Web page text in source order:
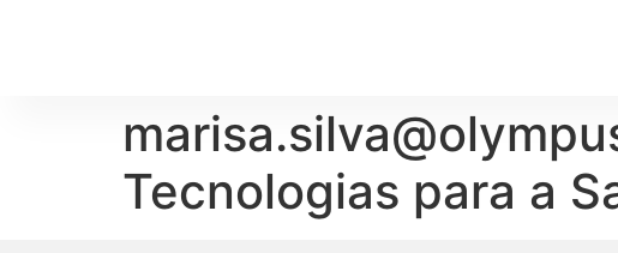
Tecnologias para a